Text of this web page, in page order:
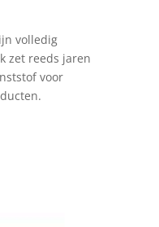
volledig
zet reeds jaren
voor